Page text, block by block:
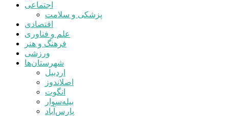
اجتماعی
پزشکی و سلامت
اقتصادی
علم و فناوری
فرهنگ و هنر
ورزشی
شهرستان‌ها
اردبیل
اصلاندوز
انگوت
بیله‌سوار
پارس‌آباد